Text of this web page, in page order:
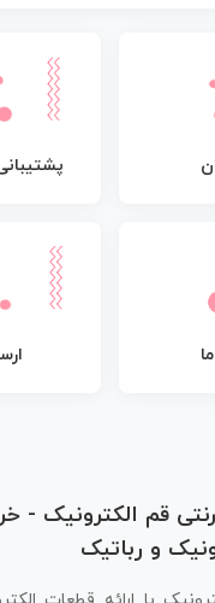
قم الکترونیک -
و رباتیک